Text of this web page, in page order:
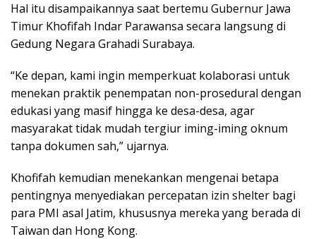
Hal itu disampaikannya saat bertemu Gubernur Jawa
Timur Khofifah Indar Parawansa secara langsung di
Gedung Negara Grahadi Surabaya.
“Ke depan, kami ingin memperkuat kolaborasi untuk
menekan praktik penempatan non-prosedural dengan
edukasi yang masif hingga ke desa-desa, agar
masyarakat tidak mudah tergiur iming-iming oknum
tanpa dokumen sah,” ujarnya.
Khofifah kemudian menekankan mengenai betapa
pentingnya menyediakan percepatan izin shelter bagi
para PMI asal Jatim, khususnya mereka yang berada di
Taiwan dan Hong Kong.